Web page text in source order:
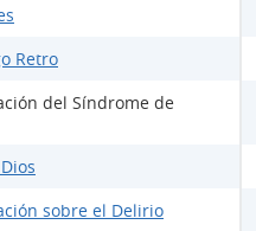
Retro
del Síndrome de
sobre el Delirio